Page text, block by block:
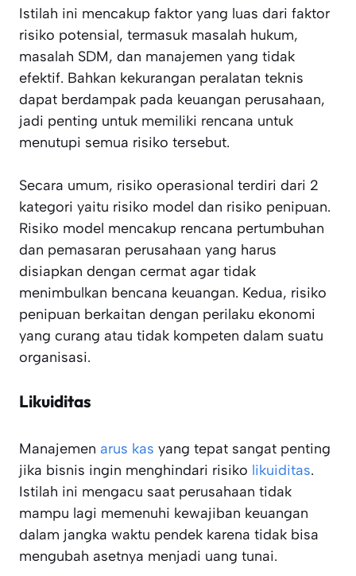
Istilah ini mencakup faktor yang luas dari faktor
risiko potensial, termasuk masalah hukum,
masalah SDM, dan manajemen yang tidak
efektif. Bahkan kekurangan peralatan teknis
dapat berdampak pada keuangan perusahaan,
jadi penting untuk memiliki rencana untuk
menutupi semua risiko tersebut.
Secara umum, risiko operasional terdiri dari 2
kategori yaitu risiko model dan risiko penipuan.
Risiko model mencakup rencana pertumbuhan
dan pemasaran perusahaan yang harus
disiapkan dengan cermat agar tidak
menimbulkan bencana keuangan. Kedua, risiko
penipuan berkaitan dengan perilaku ekonomi
yang curang atau tidak kompeten dalam suatu
organisasi.
Likuiditas
Manajemen arus kas yang tepat sangat penting
jika bisnis ingin menghindari risiko likuiditas.
Istilah ini mengacu saat perusahaan tidak
mampu lagi memenuhi kewajiban keuangan
dalam jangka waktu pendek karena tidak bisa
mengubah asetnya menjadi uang tunai.